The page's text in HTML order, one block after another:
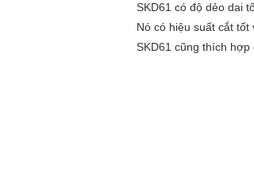
SKD61 có độ dẻo dai
Nó có hiệu suất cắt tốt
SKD61 cũng thích hợp